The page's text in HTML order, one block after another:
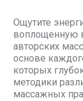
Ощутите
воплощенную
авторских
основе
которых
методики
массажных